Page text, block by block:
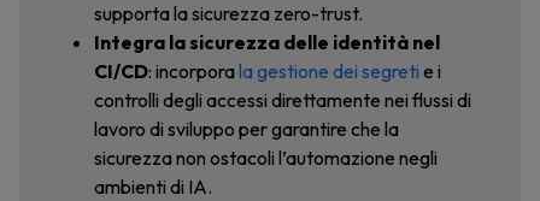
supporta la sicurezza zero-trust.
Integra la sicurezza delle identità nel
CI/CD: incorporala gestione dei segreti e i
controlli degli accessi direttamente nei flussi di
lavoro di sviluppo per garantire che la
sicurezza non ostacoli l’automazione negli
ambienti di IA.